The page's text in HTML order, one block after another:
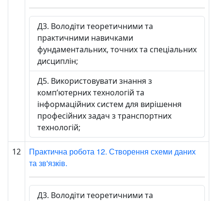
Д3. Володіти теоретичними та
практичними навичками
фундаментальних, точних та спеціальних
дисциплін;
Д5. Використовувати знання з
комп’ютерних технологій та
інформаційних систем для вирішення
професійних задач з транспортних
технологій;
12
Практична робота 12. Створення схеми даних
та зв'язків.
Д3. Володіти теоретичними та